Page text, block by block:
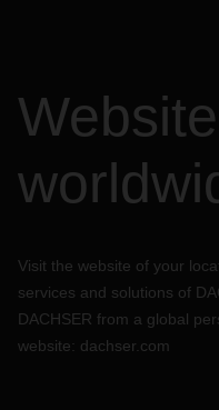
Visit the website of your
services and solutions of
DACHSER from a global
website: dachser.com